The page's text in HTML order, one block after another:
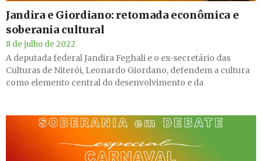
Jandira e Giordiano: retomada econômica e
soberania cultural
8 de julho de 2022
A deputada federal Jandira Feghali e o ex-secretário das
Culturas de Niterói, Leonardo Giordano, defendem a cultura
como elemento central do desenvolvimento e da